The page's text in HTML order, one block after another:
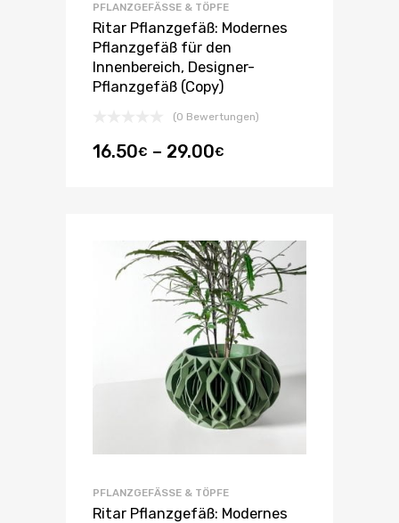
PFLANZGEFÄSSE & TÖPFE
Ritar Pflanzgefäß: Modernes
Pflanzgefäß für den
Innenbereich, Designer-
Pflanzgefäß (Copy)
(0 Bewertungen)
16.50€ – 29.00€
PFLANZGEFÄSSE & TÖPFE
Ritar Pflanzgefäß: Modernes